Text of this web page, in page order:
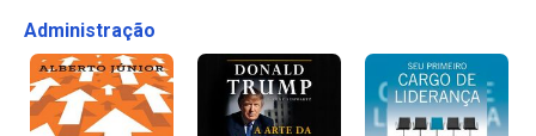
Administração